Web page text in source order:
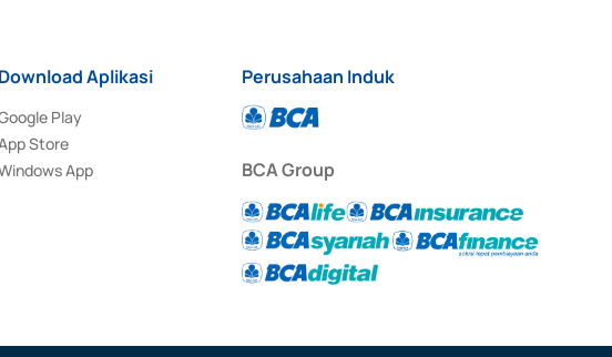
Download Aplikasi
Play
Store
App
Perusahaan Induk
BCA Group